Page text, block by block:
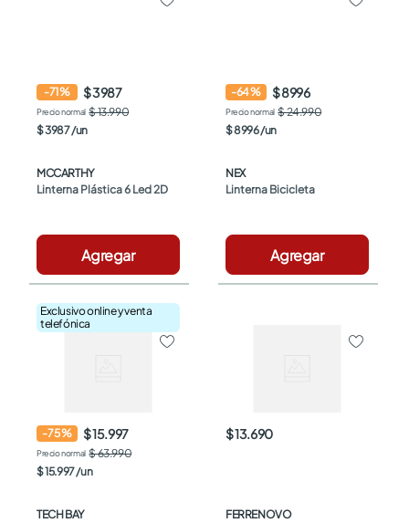
-71% $ 3987
$ 13.990
$3987/un
MCCARTHY
Linterna Plástica 6 Led 2D
Agregar
-64% $ 8996
$ 24.990
$8996/un
NEX
Linterna Bicicleta
Agregar
Exclusivo online y venta
telefónica
-75% $ 15.997
$ 63.990
$15.997/un
TECH BAY
$ 13.690
FERRENOVO